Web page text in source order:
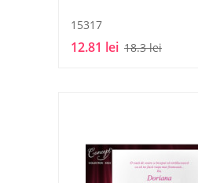
15317
12.81 lei 18.3 lei